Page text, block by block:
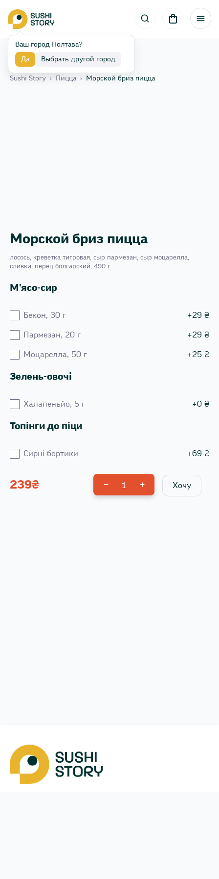
Ваш город Полтава?
Да Выбрать другой город
Назад
Sushi Story › Пицца › Морской бриз пицца
Морской бриз пицца
лосось, креветка тигровая, сыр пармезан, сыр моцарелла,
сливки, перец болгарский, 490 г
М'ясо-сир
Бекон, 30 г +29 ₴
Пармезан, 20 г +29 ₴
Моцарелла, 50 г +25 ₴
Зелень-овочі
Халапеньйо, 5 г +0 ₴
Топінги до піци
Сирні бортики +69 ₴
239₴ 1 Хочу